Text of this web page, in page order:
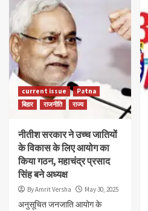
current issue
Patna
बिहार
राजनीति राज्य
नीतीश सरकार ने उच्च जातियों
के विकास के लिए आयोग का
किया गठन, महाचंद्र प्रसाद
सिंह बने अध्यक्ष
By Amrit Versha May 30, 2025
अनुसूचित जनजाति आयोग के